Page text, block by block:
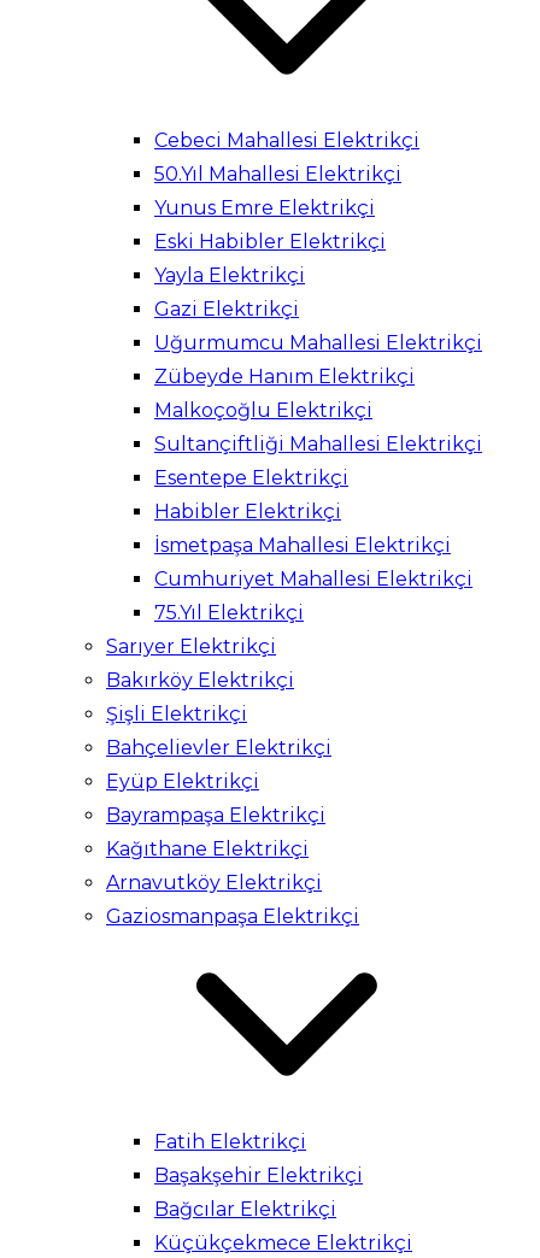
Cebeci Mahallesi Elektrikçi
50.Yıl Mahallesi Elektrikçi
Yunus Emre Elektrikçi
Eski Habibler Elektrikçi
Yayla Elektrikçi
Gazi Elektrikçi
Uğurmumcu Mahallesi Elektrikçi
Zübeyde Hanım Elektrikçi
Malkoçoğlu Elektrikçi
Sultançiftliği Mahallesi Elektrikçi
Esentepe Elektrikçi
Habibler Elektrikçi
İsmetpaşa Mahallesi Elektrikçi
Cumhuriyet Mahallesi Elektrikçi
75.Yıl Elektrikçi
Sarıyer Elektrikçi
Bakırköy Elektrikçi
Şişli Elektrikçi
Bahçelievler Elektrikçi
Eyüp Elektrikçi
Bayrampaşa Elektrikçi
Kağıthane Elektrikçi
Arnavutköy Elektrikçi
Gaziosmanpaşa Elektrikçi
Fatih Elektrikçi
Başakşehir Elektrikçi
Bağcılar Elektrikçi
Küçükçekmece Elektrikçi